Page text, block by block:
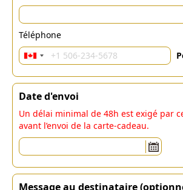
Téléphone
Date d'envoi
Un délai minimal de 48h est exigé par
avant l’envoi de la carte-cadeau.
Message au destinataire